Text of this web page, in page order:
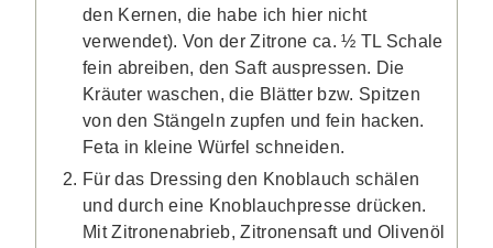
den Kernen, die habe ich hier nicht
verwendet). Von der Zitrone ca. ½ TL Schale
fein abreiben, den Saft auspressen. Die
Kräuter waschen, die Blätter bzw. Spitzen
von den Stängeln zupfen und fein hacken.
Feta in kleine Würfel schneiden.
Für das Dressing den Knoblauch schälen
und durch eine Knoblauchpresse drücken.
Mit Zitronenabrieb, Zitronensaft und Olivenöl